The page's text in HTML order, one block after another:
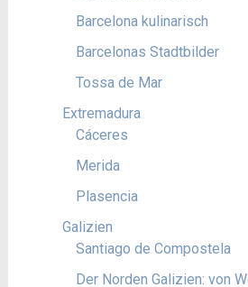
Barcelona kulinarisch
Barcelonas Stadtbilder
Tossa de Mar
Extremadura
Cáceres
Merida
Plasencia
Galizien
Santiago de Compostela
Der Norden Galizien: von